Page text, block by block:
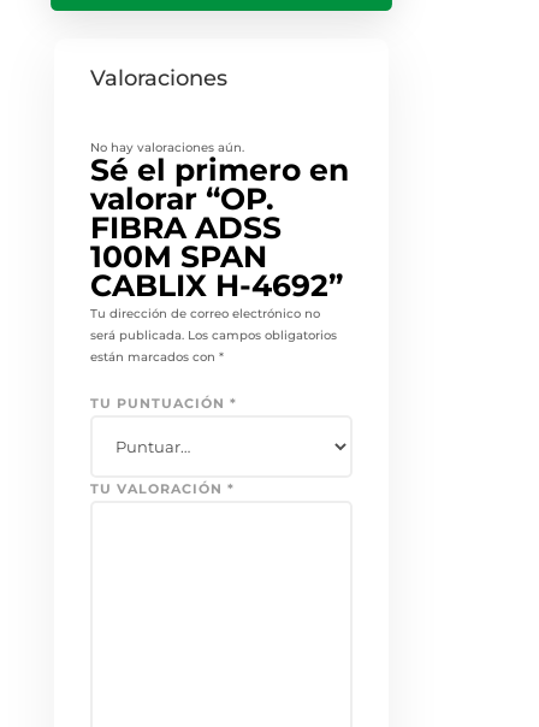
Valoraciones
No hay valoraciones aún.
Sé el primero en
valorar “OP.
FIBRA ADSS
100M SPAN
CABLIX H-4692”
Tu dirección de correo electrónico no
será publicada. Los campos obligatorios
están marcados con *
TU PUNTUACIÓN *
TU VALORACIÓN *